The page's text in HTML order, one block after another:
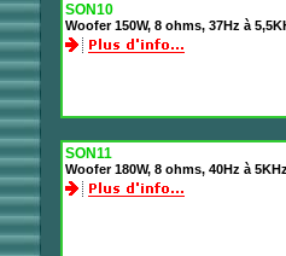
SON10
Woofer 150W, 8 ohms, 37Hz à
SON11
Woofer 180W, 8 ohms, 40Hz à